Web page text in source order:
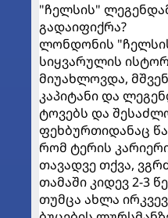
"ჩელსის"
გადაიფიქრა?
ლონდონის
სიყვარულის
მიუახლოვდა,
კაპიტანი და
ტოვებს და
ფეხბურთიდანაც
რომ ტერის
თავადვე თქვა,
თამაში კიდევ 2-3
თუმცა ახლა